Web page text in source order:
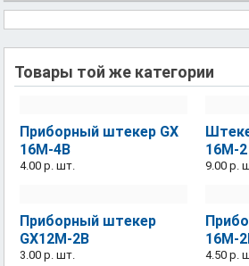
Товары той же категории
Приборный штекер GX
16M-4B
4.00 р. шт.
16M-2
9.00 р.
Приборный штекер
GX12M-2B
3.00 р. шт.
16M-
4.50 р.